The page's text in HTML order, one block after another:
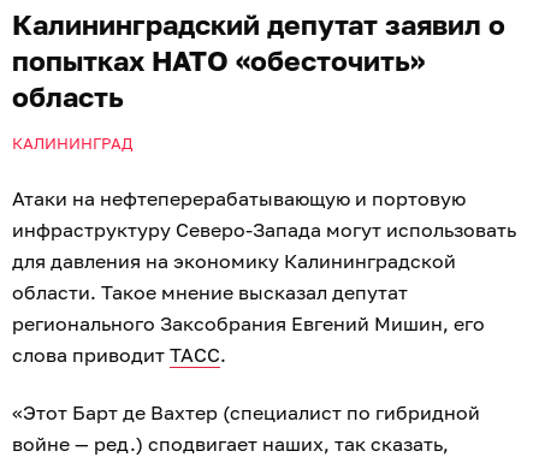
Калининградский депутат заявил о
попытках НАТО «обесточить»
область
КАЛИНИНГРАД
Атаки на нефтеперерабатывающую и портовую
инфраструктуру Северо-Запада могут использовать
для давления на экономику Калининградской
области. Такое мнение высказал депутат
регионального Заксобрания Евгений Мишин, его
слова приводит ТАСС.
«Этот Барт де Вахтер (специалист по гибридной
войне — ред.) сподвигает наших, так сказать,